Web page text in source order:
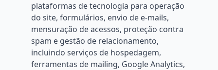
plataformas de tecnologia para operação
do site, formulários, envio de e-mails,
mensuração de acessos, proteção contra
spam e gestão de relacionamento,
incluindo serviços de hospedagem,
ferramentas de mailing, Google Analytics,